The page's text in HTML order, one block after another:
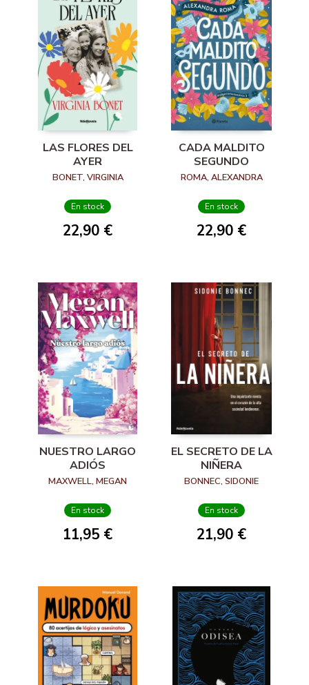
LAS FLORES DEL
AYER
BONET, VIRGINIA
En stock
22,90 €
CADA MALDITO
SEGUNDO
ROMA, ALEXANDRA
En stock
22,90 €
NUESTRO LARGO
ADIÓS
MAXWELL, MEGAN
En stock
11,95 €
EL SECRETO DE LA
NIÑERA
BONNEC, SIDONIE
En stock
21,90 €